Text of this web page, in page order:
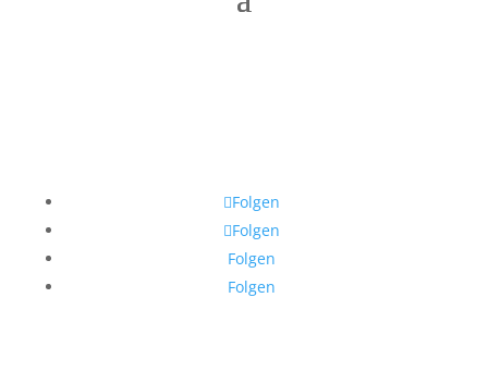
Folgen
Folgen
Folgen
Folgen